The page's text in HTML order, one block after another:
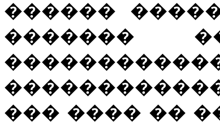
������
�������
��� ���� ��